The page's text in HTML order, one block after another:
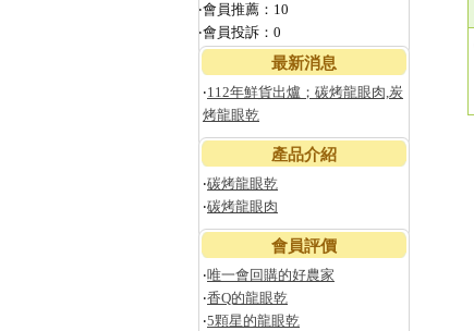
‧會員推薦：10
‧會員投訴：0
最新消息
‧112年鮮貨出爐；碳烤龍眼肉,炭
烤龍眼乾
產品介紹
‧碳烤龍眼乾
‧碳烤龍眼肉
會員評價
‧唯一會回購的好農家
‧香Q的龍眼乾
‧5顆星的龍眼乾